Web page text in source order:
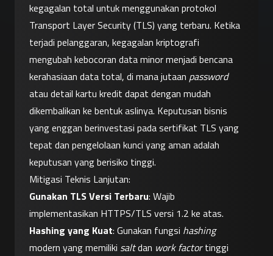
kegagalan total untuk menggunakan protokol
Transport Layer Security (TLS) yang terbaru. Ketika
terjadi pelanggaran, kegagalan kriptografi
mengubah kebocoran data minor menjadi bencana
kerahasiaan data total, di mana jutaan password
atau detail kartu kredit dapat dengan mudah
dikembalikan ke bentuk aslinya. Keputusan bisnis
yang enggan berinvestasi pada sertifikat TLS yang
tepat dan pengelolaan kunci yang aman adalah
keputusan yang berisiko tinggi.
Mitigasi Teknis Lanjutan:
Gunakan TLS Versi Terbaru: Wajib
implementasikan HTTPS/TLS versi 1.2 ke atas.
Hashing yang Kuat: Gunakan fungsi hashing
modern yang memiliki salt dan work factor tinggi